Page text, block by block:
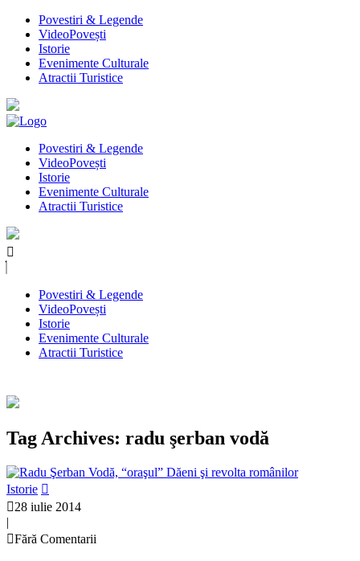
Povestiri & Legende
VideoPovești
Istorie
Evenimente Culturale
Atractii Turistice
Povestiri & Legende
VideoPovești
Istorie
Evenimente Culturale
Atractii Turistice
Povestiri & Legende
VideoPovești
Istorie
Evenimente Culturale
Atractii Turistice
Tag Archives: radu şerban vodă
Istorie
28 iulie 2014
|
Fără Comentarii